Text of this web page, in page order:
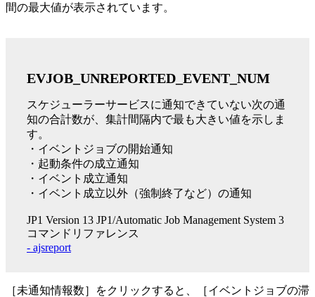
間の最大値が表示されています。
EVJOB_UNREPORTED_EVENT_NUM
スケジューラーサービスに通知できていない次の通
知の合計数が、集計間隔内で最も大きい値を示しま
す。
・イベントジョブの開始通知
・起動条件の成立通知
・イベント成立通知
・イベント成立以外（強制終了など）の通知
JP1 Version 13 JP1/Automatic Job Management System 3
コマンドリファレンス
- ajsreport
［未通知情報数］をクリックすると、［イベントジョブの滞